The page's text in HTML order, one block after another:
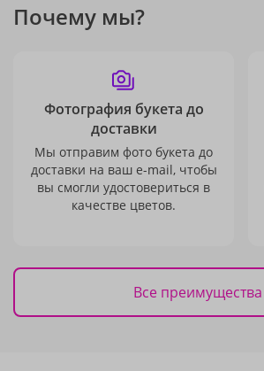
Почему мы?
Фотография букета до
доставки
Мы отправим фото букета до
доставки на ваш e-mail, чтобы
вы смогли удостовериться в
качестве цветов.
Все преимущества